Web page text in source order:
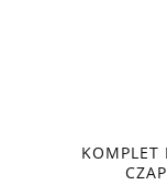
KOMPLET